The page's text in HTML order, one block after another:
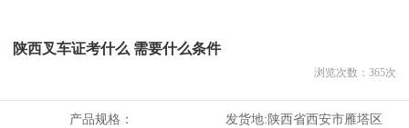
陕西叉车证考什么 需要什么条件
浏览次数： 365次
产品规格： 发货地:陕西省西安市雁塔区